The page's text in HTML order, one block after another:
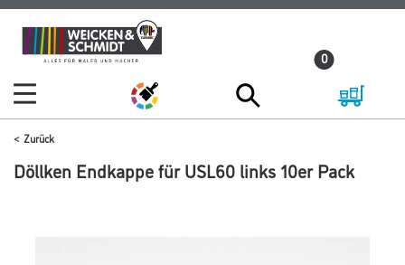
Zum
Inhalt
Zum
Navigationsmenü
0
Zurück
Döllken Endkappe für USL60 links 10er Pack